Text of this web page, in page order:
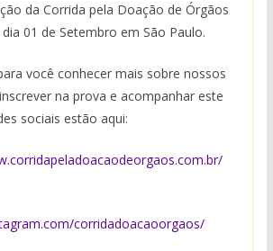
da Corrida pela Doação de Órgãos
01 de Setembro em São Paulo.
você conhecer mais sobre nossos
na prova e acompanhar este
sociais estão aqui:
corridadoacaoorgaos/